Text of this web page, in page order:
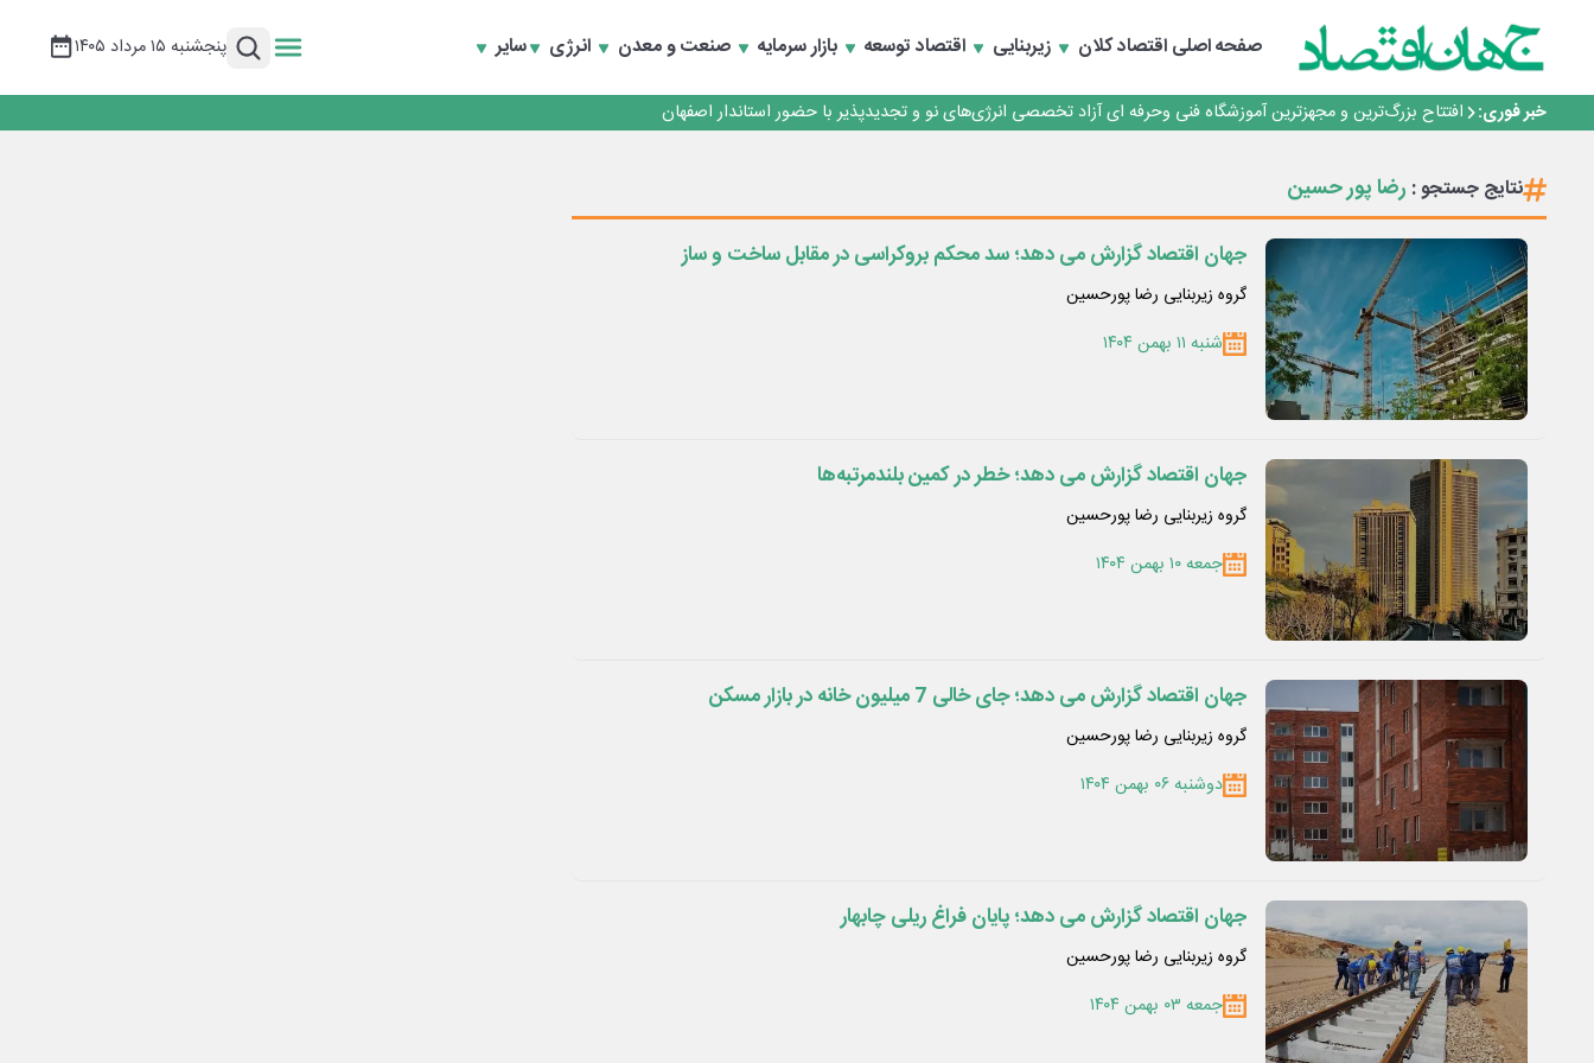
صفحه اصلیاقتصاد کلان زیربنایی اقتصاد توسعه بازار سرمایه صنعت و معدن انرژی سایر پنجشنبه ۱۵ مرداد ۱۴۰۵
خبر فوری:
تداوم صعود مس در بازارهای جهانی؛ قیمت فلز سرخ از ۱۴هزار دلار در هر تن عبور کرد
فولاد در تله قیمت‌گذاری دستوری
افتتاح بزرگ‌ترین و مجهزترین آموزشگاه فنی وحرفه ای آزاد تخصصی انرژی‌های نو و تجدیدپذیر با حضور استاندار اصفهان
گفتگو با کاوه معلمی، مدیر حسابداری مدیریت فولادسنگان
فولاد در تله قیمت‌گذاری دستورینتایج جستجو : رضا پور حسین
جهان اقتصاد گزارش می دهد؛ سد محکم بروکراسی در مقابل ساخت و ساز
گروه زیربنایی رضا پورحسین
شنبه ۱۱ بهمن ۱۴۰۴
جهان اقتصاد گزارش می دهد؛ خطر در کمین بلندمرتبه‌ها
گروه زیربنایی رضا پورحسین
جمعه ۱۰ بهمن ۱۴۰۴
جهان اقتصاد گزارش می دهد؛ جای خالی 7 میلیون خانه در بازار مسکن
گروه زیربنایی رضا پورحسین
دوشنبه ۰۶ بهمن ۱۴۰۴
جهان اقتصاد گزارش می دهد؛ پایان فراغ ریلی چابهار
گروه زیربنایی رضا پورحسین
جمعه ۰۳ بهمن ۱۴۰۴